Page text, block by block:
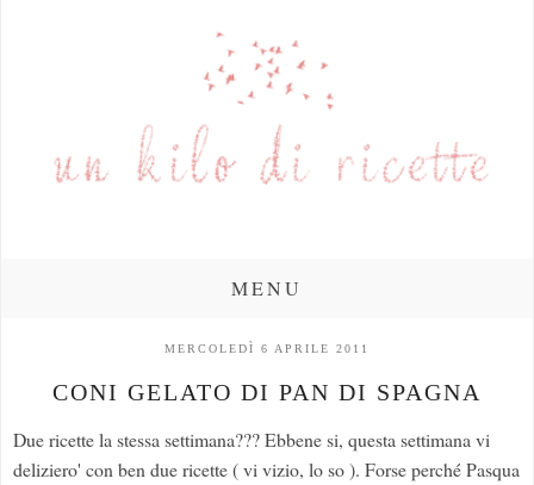
MENU
MERCOLEDÌ 6 APRILE 2011
CONI GELATO DI PAN DI SPAGNA
Due ricette la stessa settimana??? Ebbene si, questa settimana vi
deliziero' con ben due ricette ( vi vizio, lo so ). Forse perché Pasqua